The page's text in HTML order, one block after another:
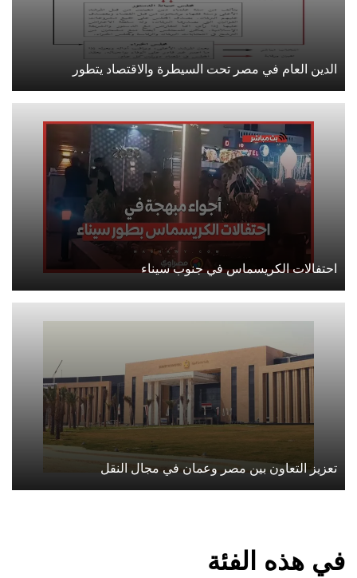
الدين العام في مصر تحت السيطرة والاقتصاد يتطور
احتفالات الكريسماس في جنوب سيناء
تعزيز التعاون بين مصر وعمان في مجال النقل
في هذه الفئة